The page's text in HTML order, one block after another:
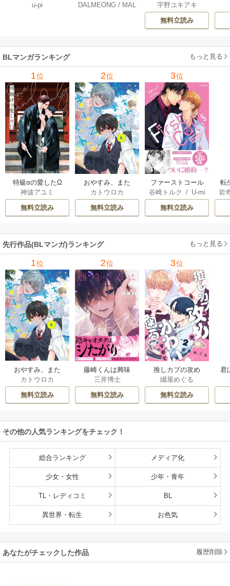
ルドパレス【タテ
u-pi
ミ【タテヨミ】 34
DALMEONG / MAL
行本版】 5巻
宇野ユキアキ
無料立読み
BLマンガランキング もっと見る
1位
特級αの愛したΩ
神波アユミ
無料立読み
2位
おやすみ、また
ね。ましろくん。
【電子限定漫画付
き】
カトウロカ
無料立読み
3位
ファーストコール
～童貞外科医、年
下ヤクザの嫁にさ
れそうです！～
ア限定描き下ろし
谷崎トルク / U-mi
n
無料立読み
転
な
岩
先行作品(BLマンガ)ランキング もっと見る
1位
おやすみ、また
ね。ましろくん。
【電子限定漫画付
き】
カトウロカ
無料立読み
2位
藤崎くんは興味
津々【コミックス
版】
三井博士
無料立読み
3位
推しカプの攻め
が、かわいすぎて
困る
綴屋めぐる
無料立読み
君
その他の人気ランキングをチェック！
総合ランキング メディア化
少女・女性 少年・青年
TL・レディコミ BL
異世界・転生 お色気
あなたがチェックした作品 履歴削除